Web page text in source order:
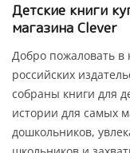
Детские книги
магазина Clever
Добро пожаловать в
российских
собраны книги для
истории для самых
дошкольников,